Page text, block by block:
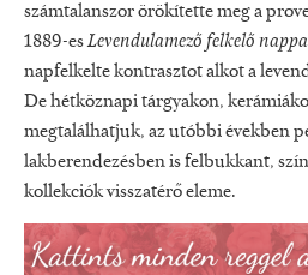
számtalanszor örökítette meg a
1889-esLevendulamező felkelő
napfelkelte kontrasztot alkot a
De hétköznapi tárgyakon,
megtalálhatjuk, az utóbbi években
lakberendezésben is felbukkant,
kollekciók visszatérő eleme.